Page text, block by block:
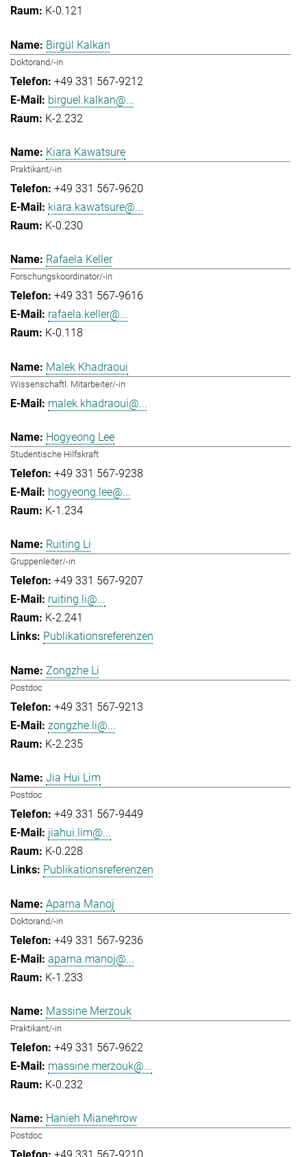
K-0.121
Birgül Kalkan
Doktorand/-in
+49 331 567-9212
birguel.kalkan@...
K-2.232
Kiara Kawatsure
Praktikant/-in
+49 331 567-9620
kiara.kawatsure@...
K-0.230
Rafaela Keller
Forschungskoordinator/-in
+49 331 567-9616
rafaela.keller@...
K-0.118
Malek Khadraoui
Wissenschaftl. Mitarbeiter/-in
malek.khadraoui@...
Hogyeong Lee
Studentische Hilfskraft
+49 331 567-9238
hogyeong.lee@...
K-1.234
Ruiting Li
Gruppenleiter/-in
+49 331 567-9207
ruiting.li@...
K-2.241
Publikationsreferenzen
Zongzhe Li
Postdoc
+49 331 567-9213
zongzhe.li@...
K-2.235
Jia Hui Lim
Postdoc
+49 331 567-9449
jiahui.lim@...
K-0.228
Publikationsreferenzen
Aparna Manoj
Doktorand/-in
+49 331 567-9236
aparna.manoj@...
K-1.233
Massine Merzouk
Praktikant/-in
+49 331 567-9622
massine.merzouk@...
K-0.232
Hanieh Mianehrow
Postdoc